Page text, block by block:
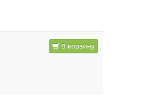
В корзину